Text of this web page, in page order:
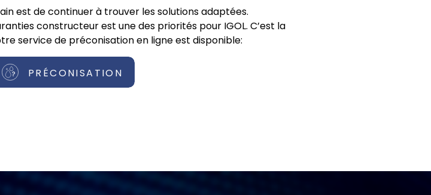
est de continuer à trouver les solutions adaptées.
constructeur est une des priorités pour IGOL. C’est la
service de préconisation en ligne est disponible:
PRÉCONISATION